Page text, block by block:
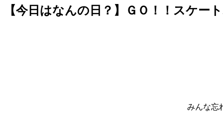
【今日はなんの日？】ＧＯ！！スケー
みんな忘